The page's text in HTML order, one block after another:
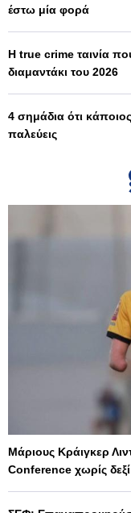
έστω μία φορά
Η true crime ταινία
διαμαντάκι του 2026
4 σημάδια ότι
παλεύεις
Μάριους Κράιγκερ
Conference χωρίς